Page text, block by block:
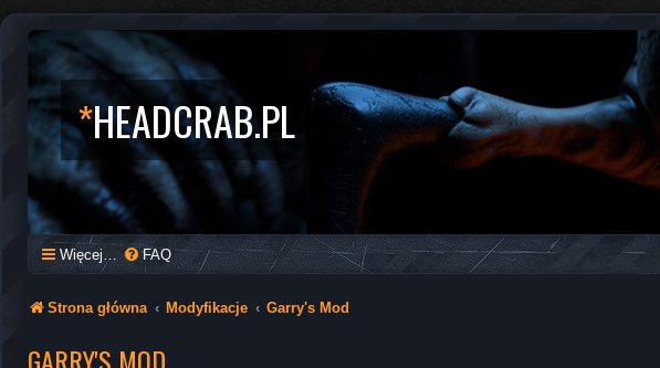
*HEADCRAB.PL
Więcej… FAQ
Strona główna Modyfikacje Garry's Mod